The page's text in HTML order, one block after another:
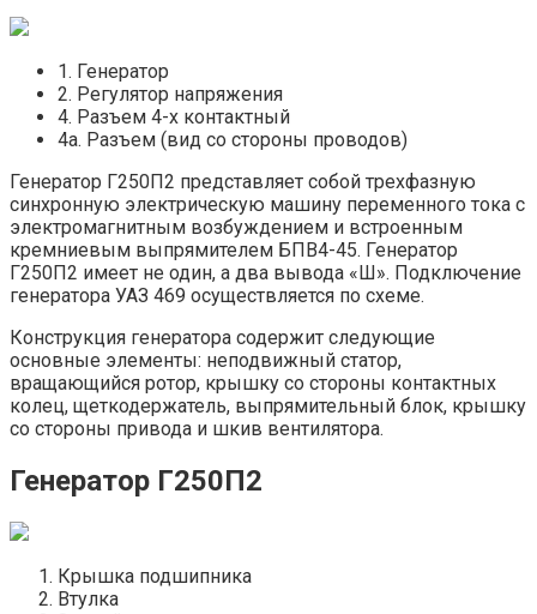
1. Генератор
2. Регулятор напряжения
4. Разъем 4-х контактный
4а. Разъем (вид со стороны проводов)
Генератор Г250П2 представляет собой трехфазную
синхронную электрическую машину переменного тока с
электромагнитным возбуждением и встроенным
кремниевым выпрямителем БПВ4-45. Генератор
Г250П2 имеет не один, а два вывода «Ш». Подключение
генератора УАЗ 469 осуществляется по схеме.
Конструкция генератора содержит следующие
основные элементы: неподвижный статор,
вращающийся ротор, крышку со стороны контактных
колец, щеткодержатель, выпрямительный блок, крышку
со стороны привода и шкив вентилятора.
Генератор Г250П2
Крышка подшипника
Втулка